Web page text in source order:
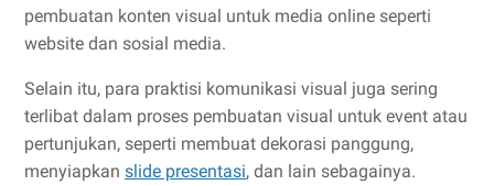
pembuatan konten visual untuk media online seperti
website dan sosial media.
Selain itu, para praktisi komunikasi visual juga sering
terlibat dalam proses pembuatan visual untuk event atau
pertunjukan, seperti membuat dekorasi panggung,
menyiapkan slide presentasi, dan lain sebagainya.